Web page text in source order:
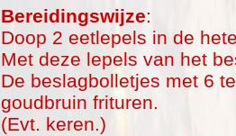
Bereidingswijze:
Doop 2 eetlepels in de
Met deze lepels van het
De beslagbolletjes met 6
goudbruin frituren.
(Evt. keren.)